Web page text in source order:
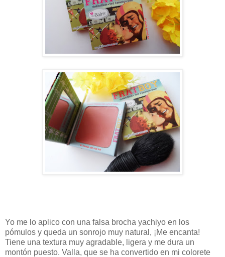
Yo me lo aplico con una falsa brocha yachiyo en los
pómulos y queda un sonrojo muy natural, ¡Me encanta!
Tiene una textura muy agradable, ligera y me dura un
montón puesto. Valla, que se ha convertido en mi colorete